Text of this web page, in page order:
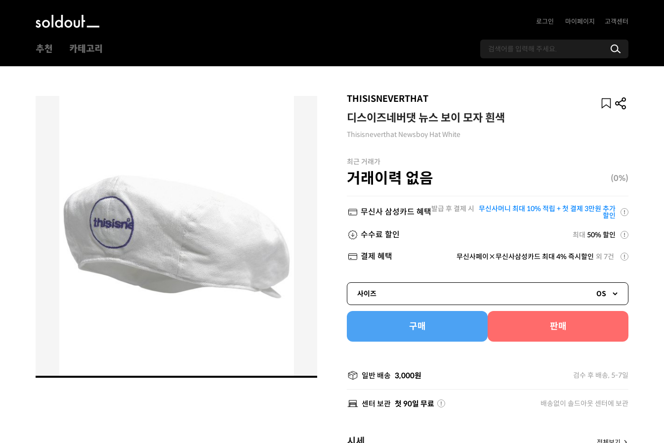
로그인 마이페이지 고객센터
추천 카테고리
THISISNEVERTHAT
디스이즈네버댓 뉴스 보이 모자 흰색
Thisisneverthat Newsboy Hat White
최근 거래가
거래이력 없음 (0%)
무신사 삼성카드 혜택발급 후 결제 시 무신사머니 최대 10% 적립 + 첫 결제 3만원 추가
할인
수수료 할인 최대 50% 할인
결제 혜택 무신사페이×무신사삼성카드 최대 4% 즉시할인 외 7건
사이즈 OS
구매 판매
일반 배송 3,000원 검수 후 배송, 5-7일
센터 보관 첫 90일 무료 배송없이 솔드아웃 센터에 보관